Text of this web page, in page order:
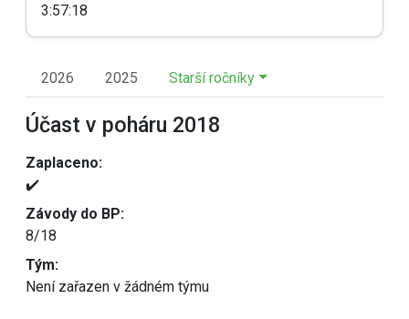
3:57:18
2026 2025 Starší ročníky
Účast v poháru 2018
Zaplaceno:
✔️
Závody do BP:
8/18
Tým:
Není zařazen v žádném týmu